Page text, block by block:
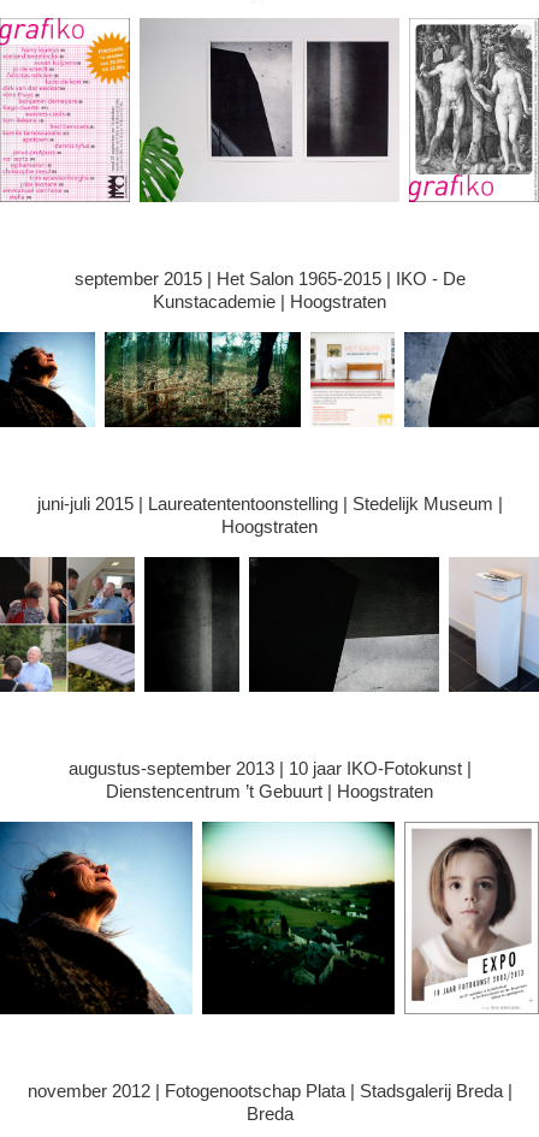
september 2015 | Het Salon 1965-2015 | IKO - De
Kunstacademie | Hoogstraten
juni-juli 2015 | Laureatententoonstelling | Stedelijk Museum |
Hoogstraten
augustus-september 2013 | 10 jaar IKO-Fotokunst |
Dienstencentrum ’t Gebuurt | Hoogstraten
november 2012 | Fotogenootschap Plata | Stadsgalerij Breda |
Breda